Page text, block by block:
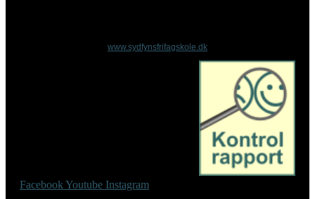
www.sydfynsfrifagskole.dk
Facebook Youtube Instagram